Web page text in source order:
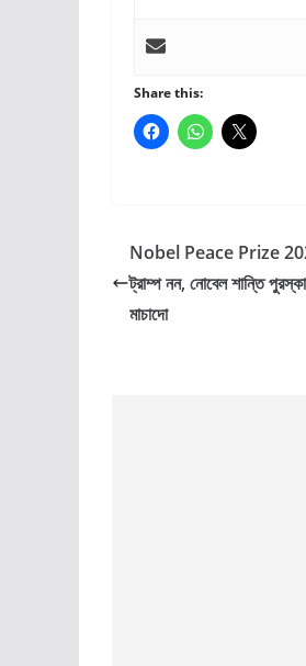
Share this:
Nobel Peace Prize
ট্রাম্প নন, নোবেল শান্তি
মাচাদো